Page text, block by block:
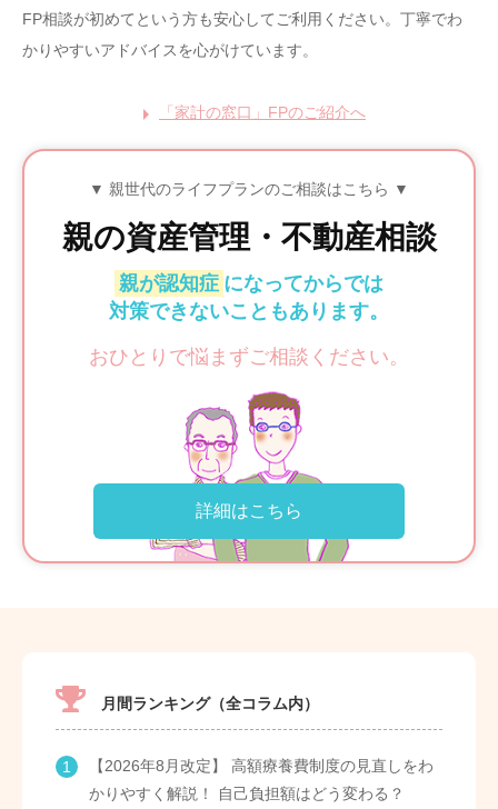
FP相談が初めてという方も安心してご利用ください。 丁寧でわ
かりやすいアドバイスを心がけています。
「家計の窓口」FPのご紹介へ
▼ 親世代のライフプランのご相談はこちら ▼
親の資産管理・不動産相談
親が認知症 になってからでは
対策できないこともあります。
おひとりで悩まずご相談ください。
詳細はこちら
月間ランキング（全コラム内）
【2026年8月改定】 高額療養費制度の見直しをわ
かりやすく解説！ 自己負担額はどう変わる？